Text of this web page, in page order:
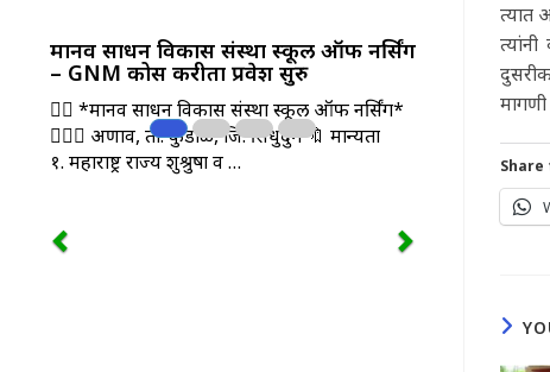
त्यात
Share
मानव साधन विकास संस्था स्कूल ऑफ नर्सिंग
– GNM कोर्स करीता प्रवेश सुरु
🧑‍⚕️ *मानव साधन विकास संस्था स्कूल ऑफ नर्सिंग*
👩🏻‍⚕️ अणाव, ता. कुडाळ, जि. सिंधुदुर्ग 🔖 मान्यता
१. महाराष्ट्र राज्य शुश्रुषा व …